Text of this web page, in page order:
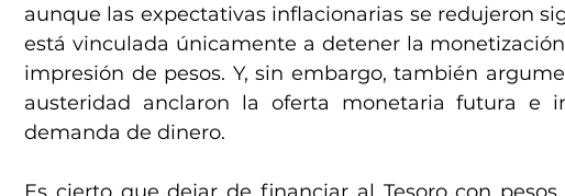
aunque las expectativas inflacionarias se redujeron
está vinculada únicamente a detener la
impresión de pesos. Y, sin embargo, también
austeridad anclaron la oferta monetaria futura e
demanda de dinero.